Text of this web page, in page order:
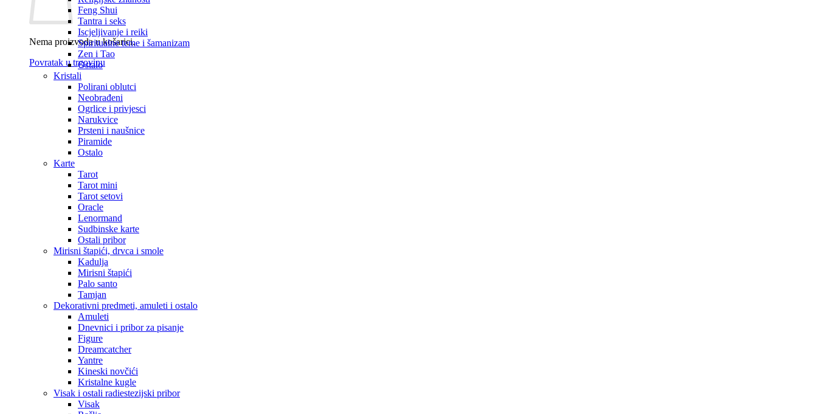
Nema proizvoda u košarici.
Povratak u trgovinu
Feng Shui
Tantra i seks
Iscjeljivanje i reiki
Spiritualne teme i šamanizam
Zen i Tao
Ostalo
Kristali
Polirani oblutci
Neobrađeni
Ogrlice i privjesci
Narukvice
Prsteni i naušnice
Piramide
Ostalo
Karte
Tarot
Tarot mini
Tarot setovi
Oracle
Lenormand
Sudbinske karte
Ostali pribor
Mirisni štapići, drvca i smole
Kadulja
Mirisni štapići
Palo santo
Tamjan
Dekorativni predmeti, amuleti i ostalo
Amuleti
Dnevnici i pribor za pisanje
Figure
Dreamcatcher
Yantre
Kineski novčići
Kristalne kugle
Visak i ostali radiestezijski pribor
Visak